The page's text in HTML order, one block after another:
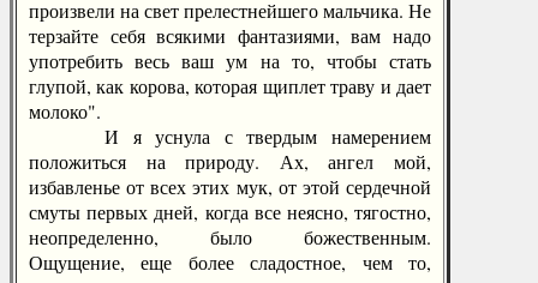
произвели на свет прелестнейшего мальчика. Не
терзайте себя всякими фантазиями, вам надо
употребить весь ваш ум на то, чтобы стать
глупой, как корова, которая щиплет траву и дает
молоко".
И я уснула с твердым намерением
положиться на природу. Ах, ангел мой,
избавленье от всех этих мук, от этой сердечной
смуты первых дней, когда все неясно, тягостно,
неопределенно, было божественным.
Ощущение, еще более сладостное, чем то,